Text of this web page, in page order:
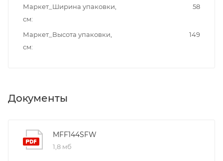
Маркет_Ширина упаковки,
см
58
Маркет_Высота упаковки,
см
149
Документы
MFF144SFW
1,8 мб